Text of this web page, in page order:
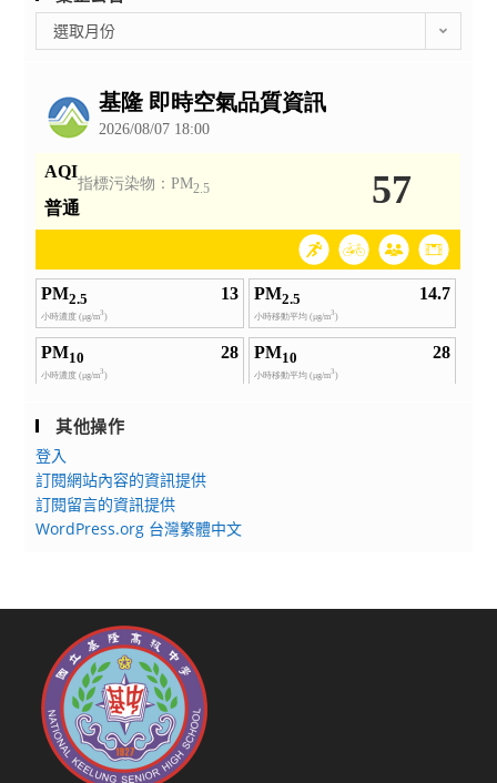
整
選取月份
其他操作
登入
訂閱網站內容的資訊提供
訂閱留言的資訊提供
WordPress.org 台灣繁體中文